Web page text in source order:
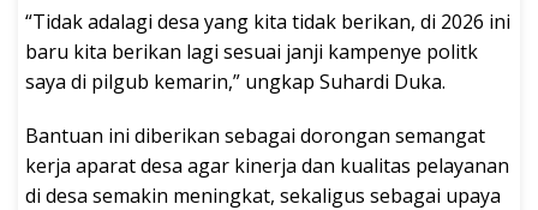
“Tidak adalagi desa yang kita tidak berikan, di 2026 ini
baru kita berikan lagi sesuai janji kampenye politk
saya di pilgub kemarin,” ungkap Suhardi Duka.
Bantuan ini diberikan sebagai dorongan semangat
kerja aparat desa agar kinerja dan kualitas pelayanan
di desa semakin meningkat, sekaligus sebagai upaya